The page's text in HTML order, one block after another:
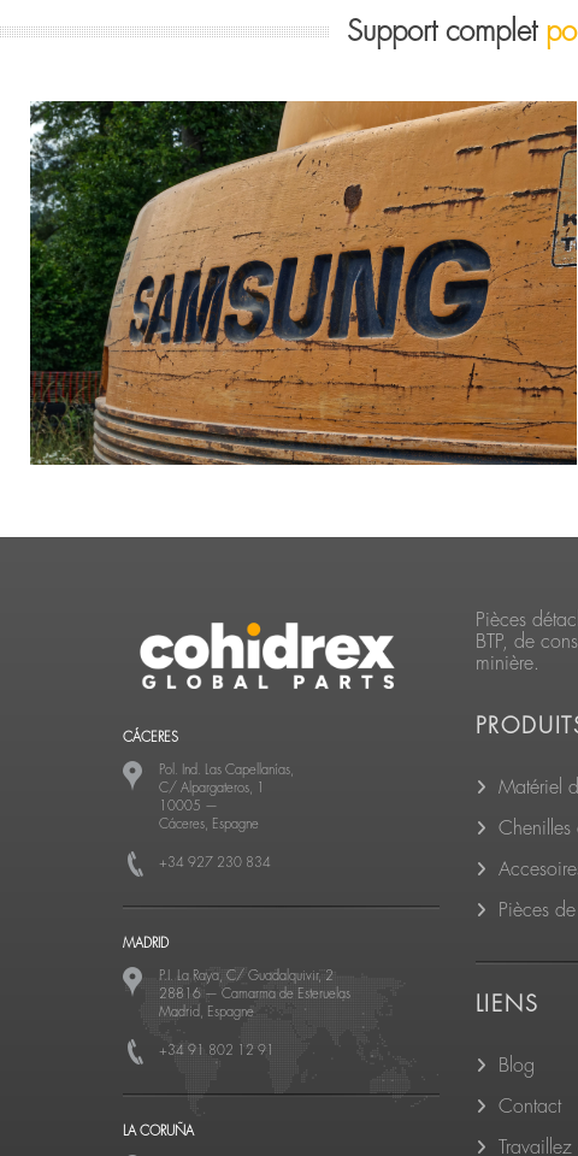
Support complet
CÁCERES
Pol. Ind. Las Capellanías,
C/ Alpargateros, 1
10005 —
Cáceres, Espagne
+34 927 230 834
MADRID
P.I. La Raya, C/ Guadalquivir, 2
28816 — Camarma de Esteruelas
Madrid, Espagne
+34 91 802 12 91
LA CORUÑA
Pièces
BTP, de
minière.
Matériel
Chenilles
Pièces
LIENS
Blog
Contact